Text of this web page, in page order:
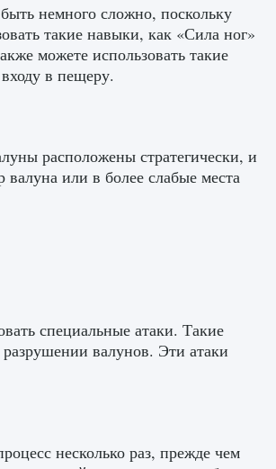
немного сложно, поскольку
такие навыки, как «Сила ног»
можете использовать такие
в пещеру.
расположены стратегически, и
или в более слабые места
специальные атаки. Такие
валунов. Эти атаки
несколько раз, прежде чем